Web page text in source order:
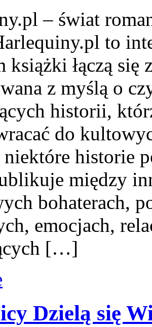
– świat
to
łączą się
z myślą o
historii,
do
niektóre historie
między
bohaterach,
emocjach,
[…]
Dzielą się